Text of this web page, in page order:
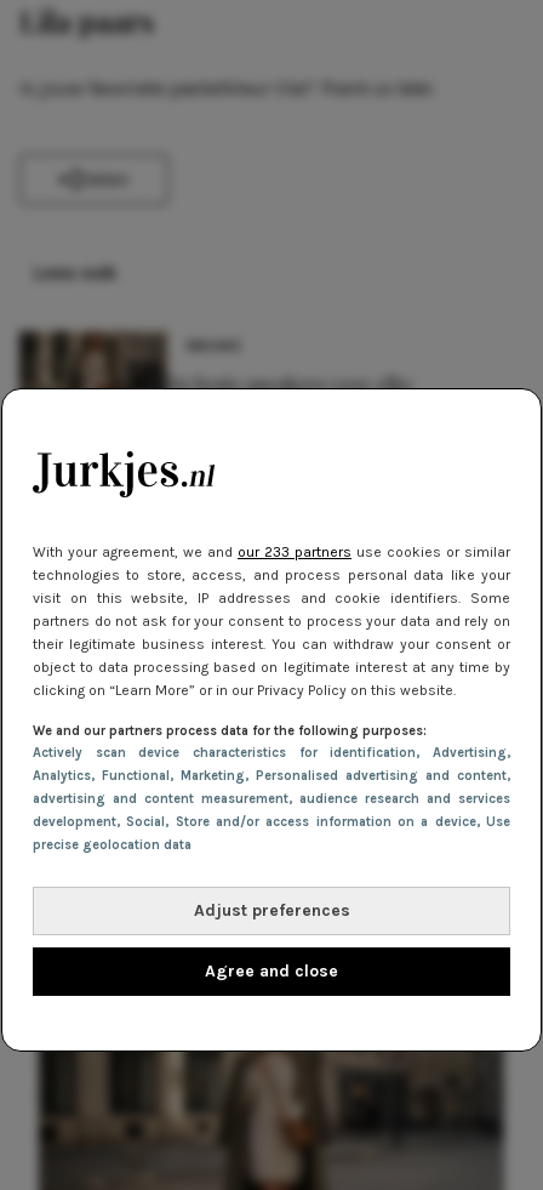
With your agreement, we and our 233 partners use cookies or similar
technologies to store, access, and process personal data like your
visit on this website, IP addresses and cookie identifiers. Some
partners do not ask for your consent to process your data and rely on
their legitimate business interest. You can withdraw your consent or
object to data processing based on legitimate interest at any time by
clicking on “Learn More” or in our Privacy Policy on this website.
We and our partners process data for the following purposes:
Actively scan device characteristics for identification, Advertising,
Analytics, Functional, Marketing, Personalised advertising and content,
advertising and content measurement, audience research and services
development, Social, Store and/or access information on a device, Use
precise geolocation data
Adjust preferences
Agree and close
Lila paars
Is jouw favoriete pastelkleur lila? Thank us later.
Lees ook
De beste sneakers voor elke
winterjurken trend die je wilt dragen
NIEUWS
Hoe herenjassen door de jaren heen
zijn geëvolueerd volgens de laatste
NIEUWS
Gladde benen onder je jurk: ontharen
op jouw manier